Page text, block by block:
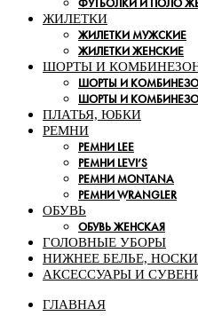
ЖИЛЕТКИ
ЖИЛЕТКИ МУЖСКИЕ
ЖИЛЕТКИ ЖЕНСКИЕ
ШОРТЫ И
ШОРТЫ И
ШОРТЫ И
ПЛАТЬЯ, ЮБКИ
РЕМНИ
РЕМНИ LEE
РЕМНИ LEVI’S
РЕМНИ MONTANA
РЕМНИ WRANGLER
ОБУВЬ
ОБУВЬ ЖЕНСКАЯ
ГОЛОВНЫЕ УБОРЫ
НИЖНЕЕ БЕЛЬЕ, НОСКИ
АКСЕССУАРЫ И
ГЛАВНАЯ